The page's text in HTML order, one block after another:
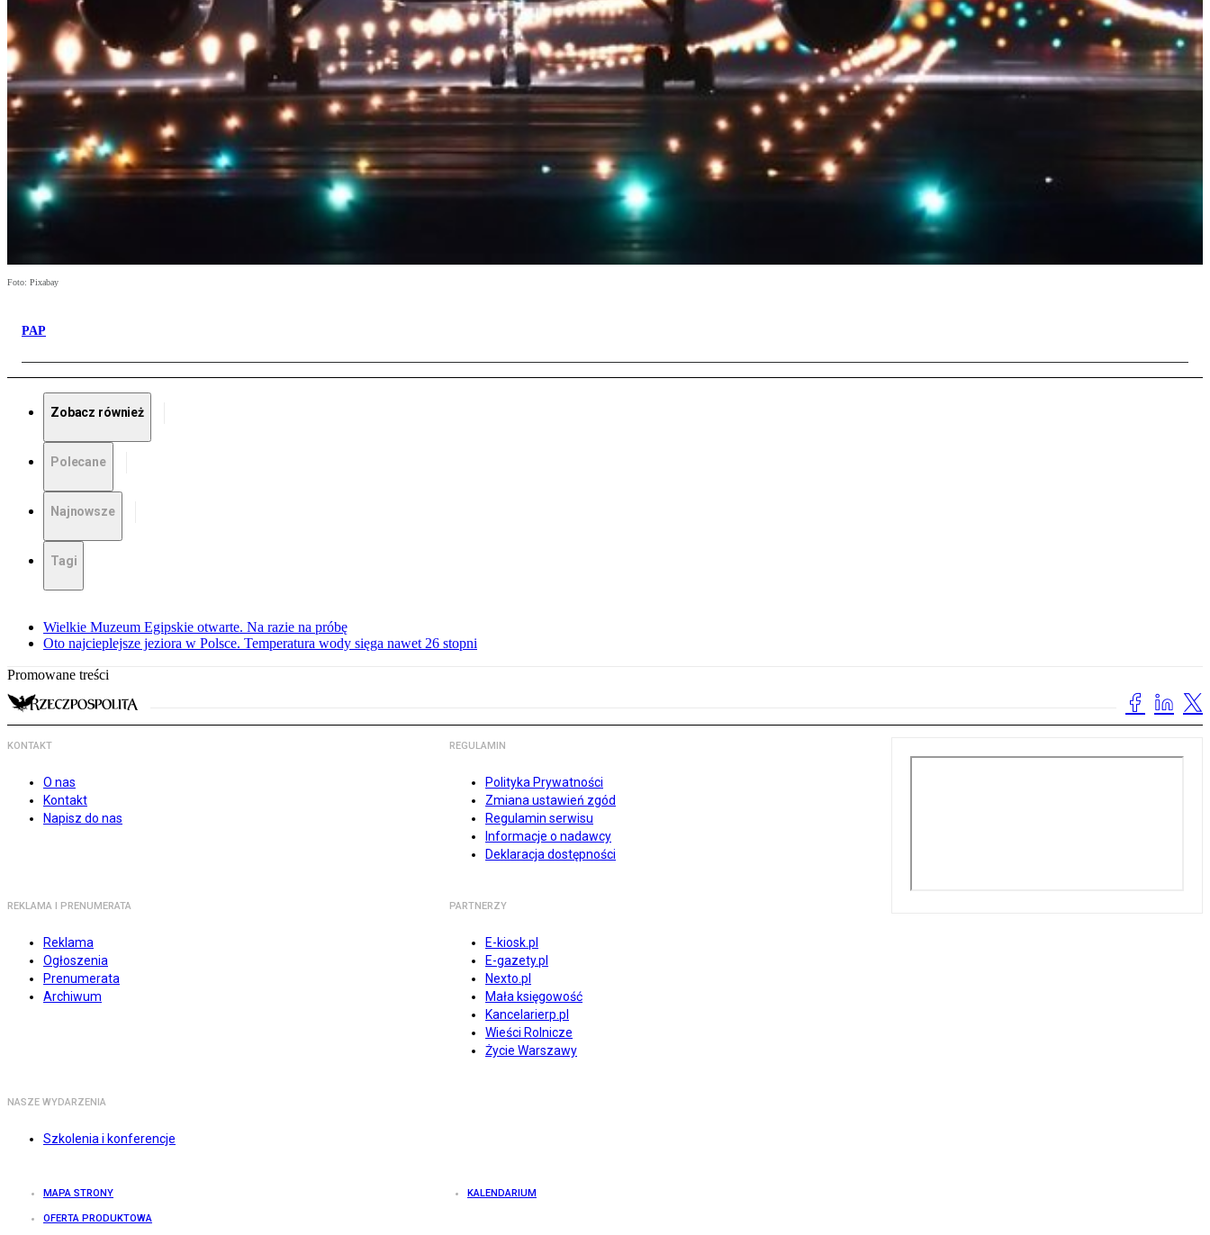
Foto: Pixabay
PAP
Zobacz również
Polecane
Najnowsze
Tagi
Wielkie Muzeum Egipskie otwarte. Na razie na próbę
Oto najcieplejsze jeziora w Polsce. Temperatura wody sięga nawet 26 stopni
Promowane treści
KONTAKT
O nas
Kontakt
Napisz do nas
REGULAMIN
Polityka Prywatności
Zmiana ustawień zgód
Regulamin serwisu
Informacje o nadawcy
Deklaracja dostępności
REKLAMA I PRENUMERATA
Reklama
Ogłoszenia
Prenumerata
Archiwum
PARTNERZY
E-kiosk.pl
E-gazety.pl
Nexto.pl
Mała księgowość
Kancelarierp.pl
Wieści Rolnicze
Życie Warszawy
NASZE WYDARZENIA
Szkolenia i konferencje
MAPA STRONY KALENDARIUM
OFERTA PRODUKTOWA